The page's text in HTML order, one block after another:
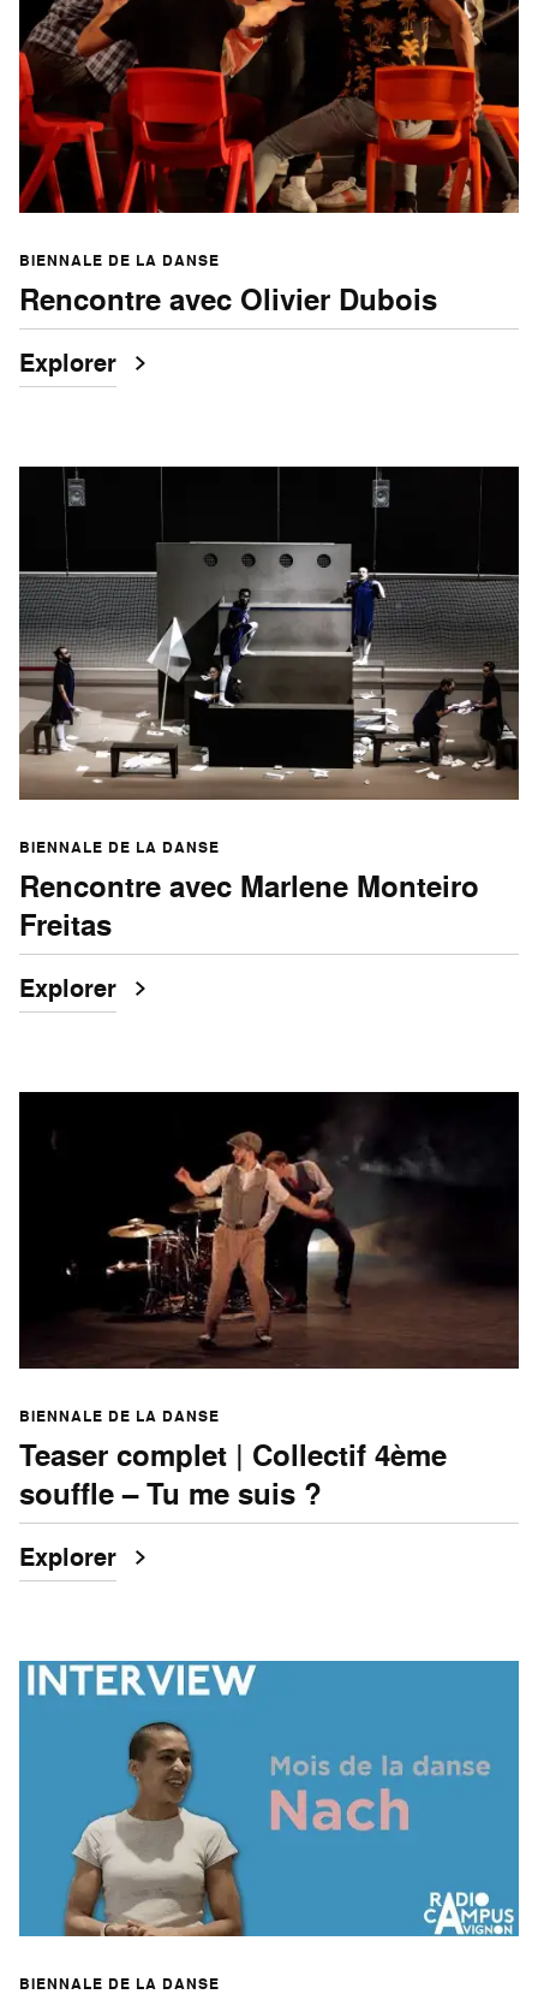
BIENNALE DE LA DANSE
Rencontre avec Olivier Dubois
Explorer
BIENNALE DE LA DANSE
Rencontre avec Marlene Monteiro
Freitas
Explorer
BIENNALE DE LA DANSE
Teaser complet | Collectif 4ème
souffle – Tu me suis ?
Explorer
BIENNALE DE LA DANSE